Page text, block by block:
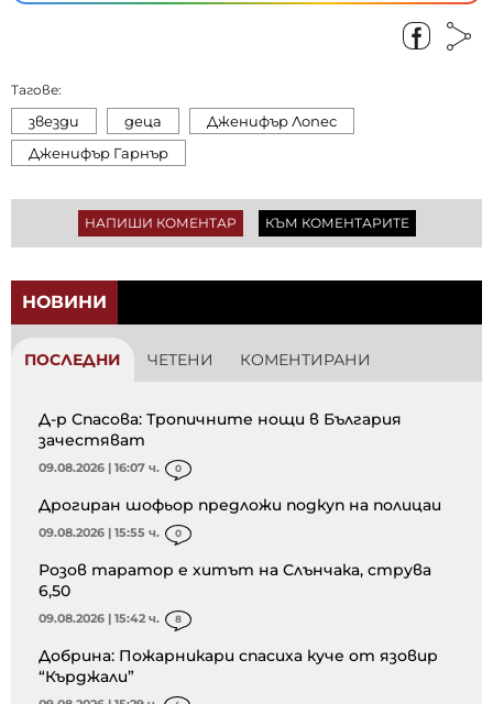
Тагове:
звезди деца
Дженифър Лопес
Дженифър Гарнър
НАПИШИ КОМЕНТАР КЪМ КОМЕНТАРИТЕ
НОВИНИ
ПОСЛЕДНИ ЧЕТЕНИ КОМЕНТИРАНИ
Д-р Спасова: Тропичните нощи в България
зачестяват
09.08.2026 | 16:07 ч. 0
Дрогиран шофьор предложи подкуп на полицаи
09.08.2026 | 15:55 ч. 0
Розов таратор е хитът на Слънчака, струва
6,50
09.08.2026 | 15:42 ч. 8
Добрина: Пожарникари спасиха куче от язовир
“Кърджали”